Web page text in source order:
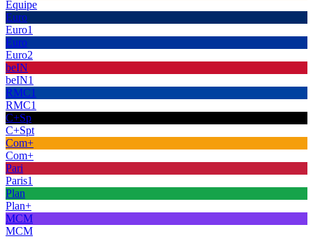
Équipe
Euro
Euro1
Euro
Euro2
beIN
beIN1
RMC1
RMC1
C+Sp
C+Spt
Com+
Com+
Pari
Paris1
Plan
Plan+
MCM
MCM